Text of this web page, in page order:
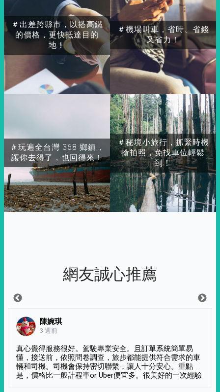
＃出差跨縣市，以搭高鐵
的價格，更快抵達目的
地！
＃玩遍全台灣 368 鄉鎮，
讓你去得了，也回得來！
＃秘境小旅行，抓緊時機
搶拍照，免找車位輕鬆
到！
＃機場叫車，省時、省錢
又省力！
網友誠心推薦
陳婉琪
3 週前
真心覺得服務很好。駕駛專業安全。且訂單系統簡單易
懂，接送前，依照問卷調查，旅步都能提供符合需求的車
輛和司機。司機會保持密切聯繫，讓人十分安心。重點
是，價格比一般計程車or Uber便宜多。很美好的一次經驗